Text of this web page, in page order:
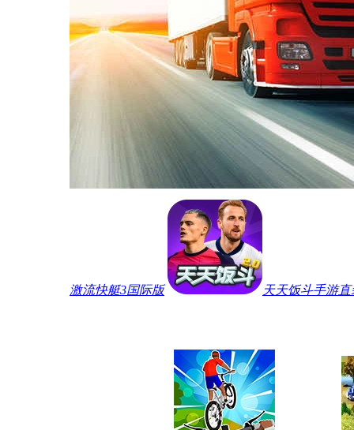
激流快艇3国际版 天天饭斗手游直